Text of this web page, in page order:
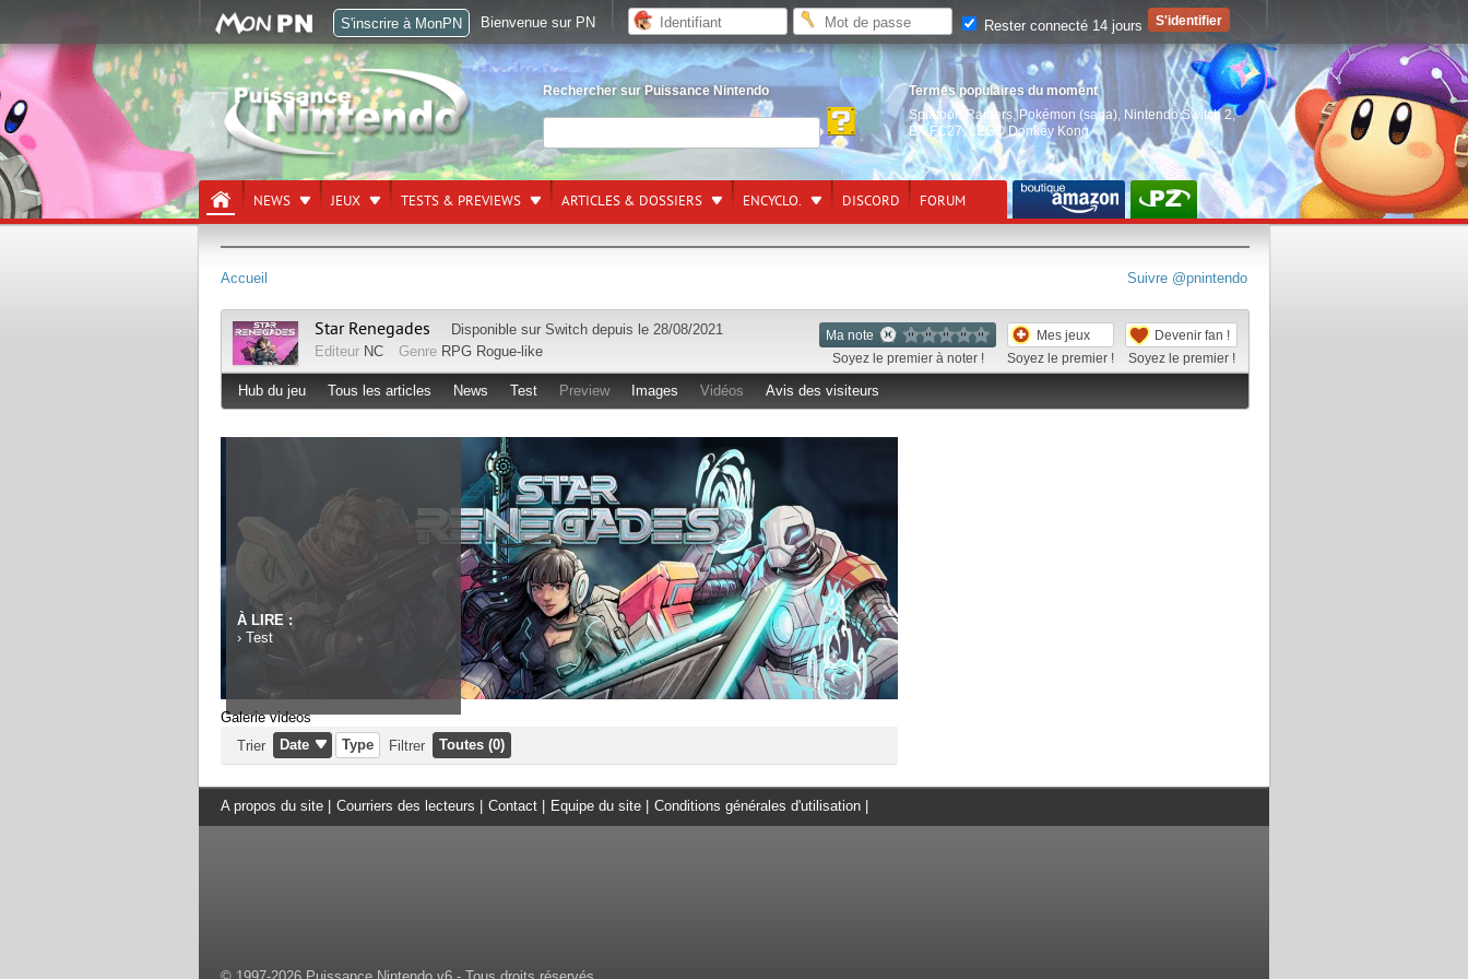
Rechercher sur Puissance Nintendo
Termes populaires du moment
Splatoon Raiders, Pokémon (saga) Nintendo Switch 2,
EA FC27,LEGO Donkey Kong
NEWS JEUX TESTS & PREVIEWS ARTICLES & DOSSIERS ENCYCLO. DISCORD FORUM
Suivre @pnintendo
Accueil
Ma note
Soyez le premier à noter !
Mes jeux
Soyez le premier !
Devenir fan !
Soyez le premier !
Star Renegades Disponible sur Switch depuis le 28/08/2021
Editeur NC Genre RPG Rogue-like
Hub du jeu Tous les articles News Test Preview Images Vidéos Avis des visiteurs
À LIRE :
› Test
Galerie videos
Trier
Date Type Filtrer Toutes (0)
A propos du site Courriers des lecteurs Contact Equipe du site Conditions générales d'utilisation
S'inscrire à MonPN Bienvenue sur PN Rester connecté 14 jours